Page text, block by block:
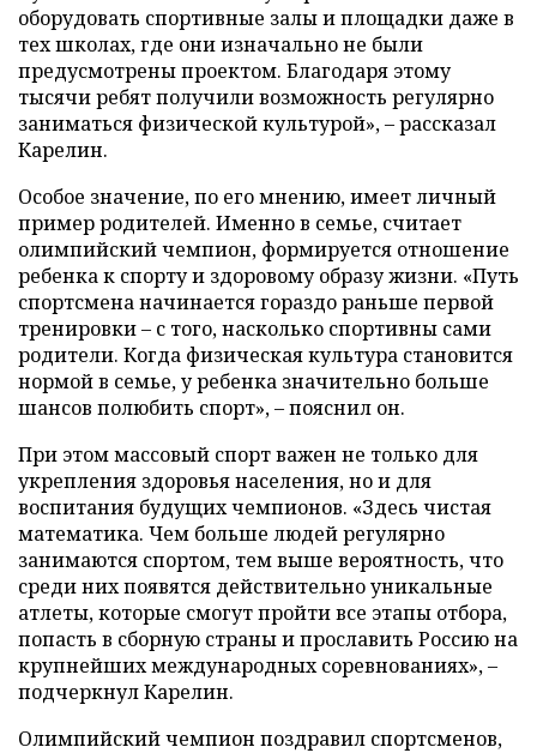
оборудовать спортивные залы и площадки даже в
тех школах, где они изначально не были
предусмотрены проектом. Благодаря этому
тысячи ребят получили возможность регулярно
заниматься физической культурой», – рассказал
Карелин.
Особое значение, по его мнению, имеет личный
пример родителей. Именно в семье, считает
олимпийский чемпион, формируется отношение
ребенка к спорту и здоровому образу жизни. «Путь
спортсмена начинается гораздо раньше первой
тренировки – с того, насколько спортивны сами
родители. Когда физическая культура становится
нормой в семье, у ребенка значительно больше
шансов полюбить спорт», – пояснил он.
При этом массовый спорт важен не только для
укрепления здоровья населения, но и для
воспитания будущих чемпионов. «Здесь чистая
математика. Чем больше людей регулярно
занимаются спортом, тем выше вероятность, что
среди них появятся действительно уникальные
атлеты, которые смогут пройти все этапы отбора,
попасть в сборную страны и прославить Россию на
крупнейших международных соревнованиях», –
подчеркнул Карелин.
Олимпийский чемпион поздравил спортсменов,